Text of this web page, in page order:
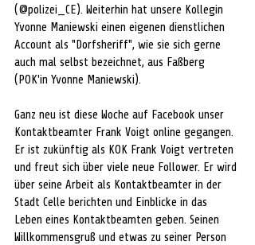
(@polizei_CE). Weiterhin hat unsere Kollegin
Yvonne Maniewski einen eigenen dienstlichen
Account als "Dorfsheriff", wie sie sich gerne
auch mal selbst bezeichnet, aus Faßberg
(POK'in Yvonne Maniewski).
Ganz neu ist diese Woche auf Facebook unser
Kontaktbeamter Frank Voigt online gegangen.
Er ist zukünftig als KOK Frank Voigt vertreten
und freut sich über viele neue Follower. Er wird
über seine Arbeit als Kontaktbeamter in der
Stadt Celle berichten und Einblicke in das
Leben eines Kontaktbeamten geben. Seinen
Willkommensgruß und etwas zu seiner Person